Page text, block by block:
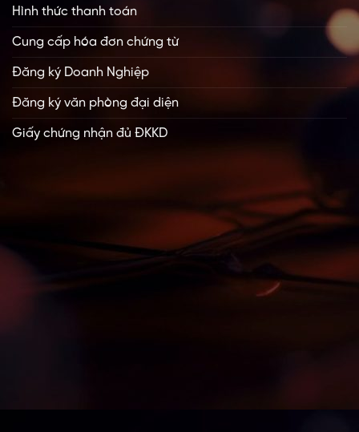
Hình thức thanh toán
Cung cấp hóa đơn chứng từ
Đăng ký Doanh Nghiệp
Đăng ký văn phòng đại diện
Giấy chứng nhận đủ ĐKKD